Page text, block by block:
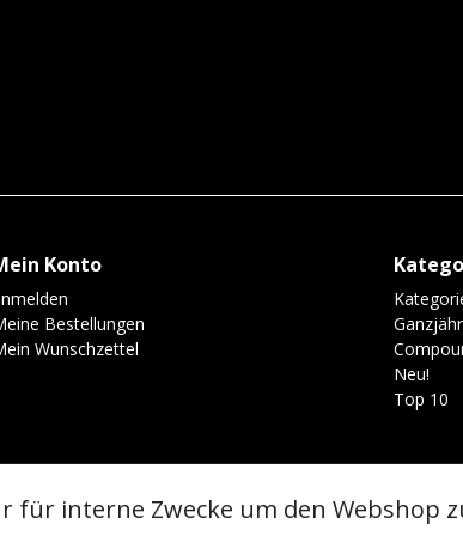
Konto
Bestellungen
Wunschzettel
Neu!
Top 10
für interne Zwecke um den Webshop